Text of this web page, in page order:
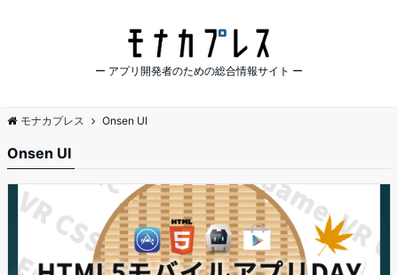
ー アプリ開発者のための総合情報サイト ー
モナカプレス Onsen UI
Onsen UI